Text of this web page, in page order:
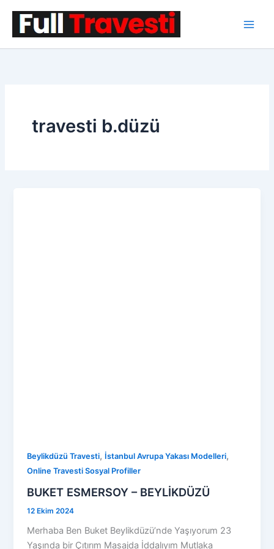
travesti b.düzü
Beylikdüzü Travesti, İstanbul Avrupa Yakası Modelleri,
Online Travesti Sosyal Profiller
BUKET ESMERSOY – BEYLİKDÜZÜ
12 Ekim 2024
Merhaba Ben Buket Beylikdüzü’nde Yaşıyorum 23
Yaşında bir Çıtırım Masajda İddalıyım Mutlaka